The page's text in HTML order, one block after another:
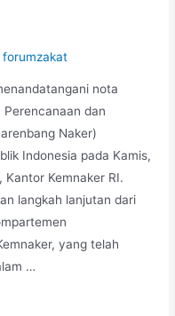
forumzakat
nota
Perencanaan dan
Naker)
Indonesia pada Kamis,
Kemnaker RI.
langkah lanjutan dari
yang telah
…